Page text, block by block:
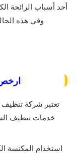
أحد أسباب الرائحة
وفي هذه
تعتبر شركة تنظيف
خدمات تنظيف
استخدام المكنسة